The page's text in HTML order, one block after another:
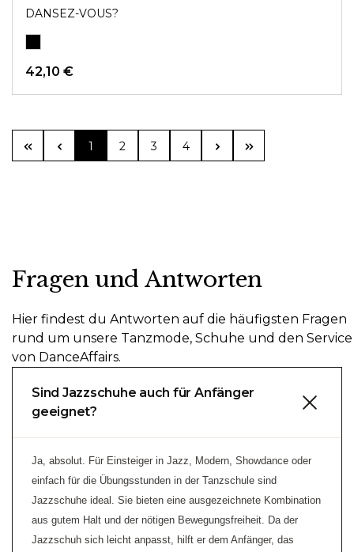
DANSEZ-VOUS?
42,10 €
Seite
1 Seite
2 Seite
3 Seite
4
Fragen und Antworten
Hier findest du Antworten auf die häufigsten Fragen
rund um unsere Tanzmode, Schuhe und den Service
von DanceAffairs.
Sind Jazzschuhe auch für Anfänger
geeignet?
Ja, absolut. Für Einsteiger in Jazz, Modern, Showdance oder
einfach für die Übungsstunden in der Tanzschule sind
Jazzschuhe ideal. Sie bieten eine ausgezeichnete Kombination
aus gutem Halt und der nötigen Bewegungsfreiheit. Da der
Jazzschuh sich leicht anpasst, hilft er dem Anfänger, das